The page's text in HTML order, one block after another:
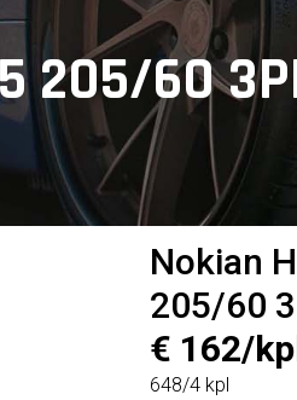
205/60
Nokian
205/60
€ 162/
648/4 kpl